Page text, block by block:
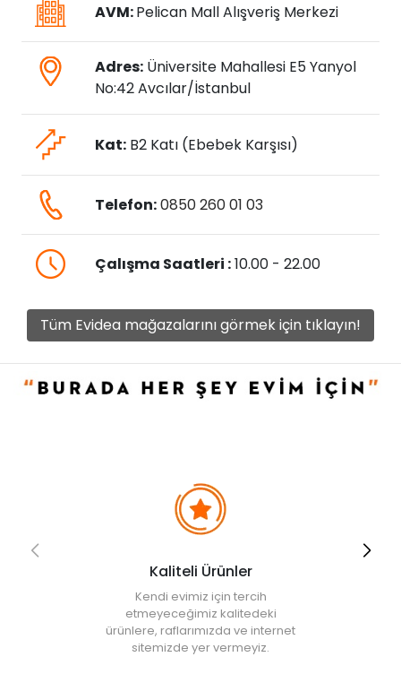
AVM:Pelican Mall Alışveriş Merkezi
Adres:Üniversite Mahallesi E5 Yanyol
No:42 Avcılar/İstanbul
Kat:B2 Katı (Ebebek Karşısı)
Telefon:0850 260 01 03
Çalışma Saatleri :10.00 - 22.00
Tüm Evidea mağazalarını görmek için tıklayın!
Kaliteli Ürünler
Kendi evimiz için tercih
etmeyeceğimiz kalitedeki
ürünlere, raflarımızda ve internet
sitemizde yer vermeyiz.